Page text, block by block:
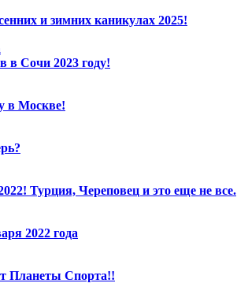
и зимних каникулах 2025!
в Сочи 2023 году!
в Москве!
Турция, Череповец и это еще не все.
2022 года
Планеты Спорта!!